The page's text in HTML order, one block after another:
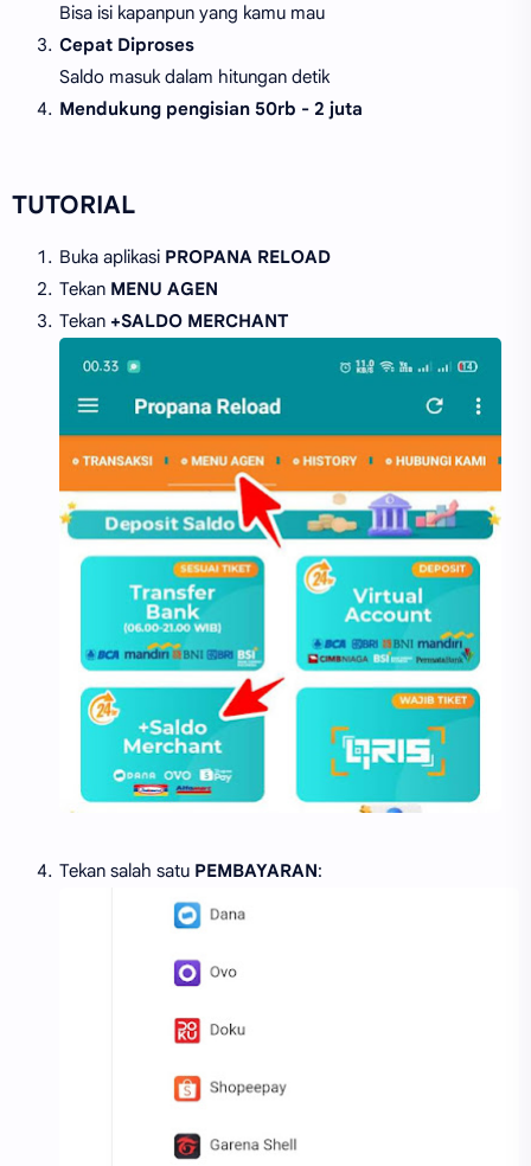
Bisa isi kapanpun yang kamu mau
Cepat Diproses
Saldo masuk dalam hitungan detik
Mendukung pengisian 50rb - 2 juta
TUTORIAL
Buka aplikasi PROPANA RELOAD
Tekan MENU AGEN
Tekan +SALDO MERCHANT
Tekan salah satu PEMBAYARAN: